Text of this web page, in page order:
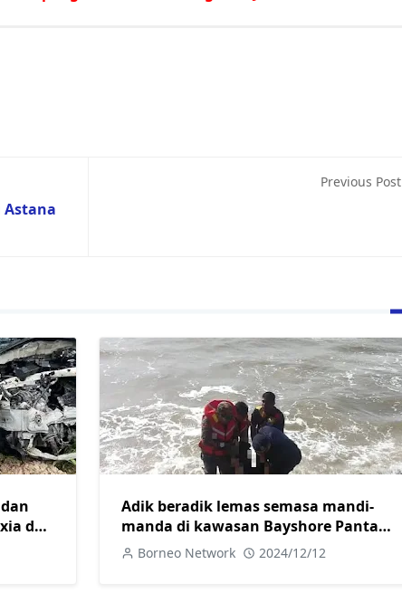
Previous Post
dan
Adik beradik lemas semasa mandi-
manda di kawasan Bayshore Pantai
Lutong
Borneo Network 2024/12/12